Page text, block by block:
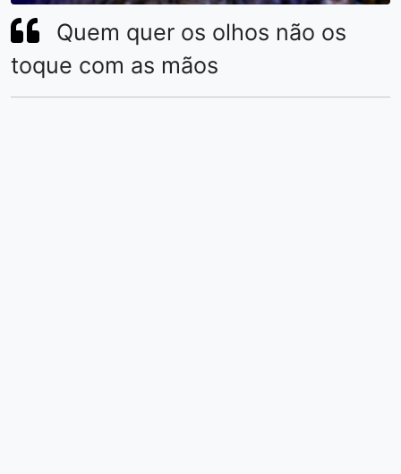
Quem quer os olhos não os
toque com as mãos